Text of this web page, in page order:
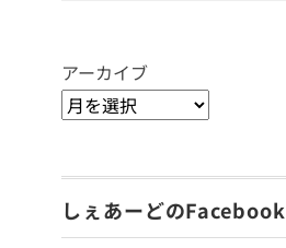
アーカイブ
しぇあーどのFacebook